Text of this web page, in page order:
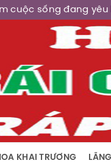
cuộc sống đang yêu
KHAI TRƯƠNG